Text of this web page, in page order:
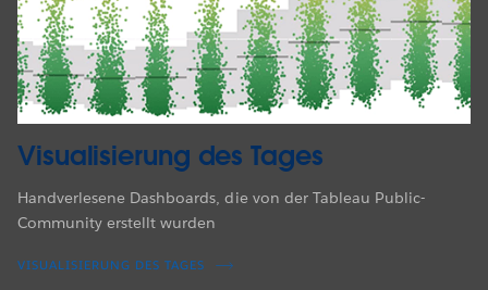
Visualisierung des Tages
Handverlesene Dashboards, die von der Tableau Public-
Community erstellt wurden
VISUALISIERUNG DES TAGES